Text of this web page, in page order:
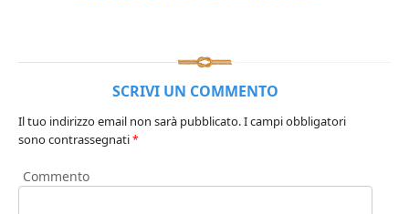
SCRIVI UN COMMENTO
Il tuo indirizzo email non sarà pubblicato.I campi obbligatori
sono contrassegnati*
Commento